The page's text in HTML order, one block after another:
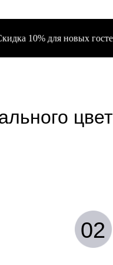
10% для новых гостей
02